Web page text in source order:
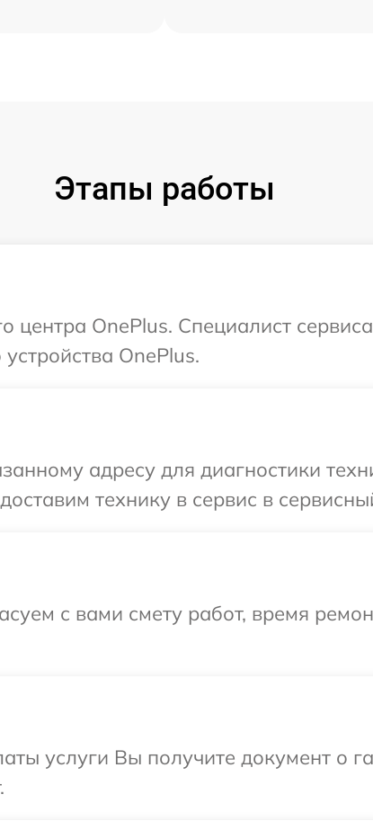
Этапы работы
центра OnePlus. Специалист
OnePlus.
адресу для диагностики
технику в сервис в
с вами смету работ, время
услуги Вы получите документ о